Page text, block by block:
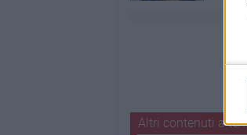
Altri contenuti a